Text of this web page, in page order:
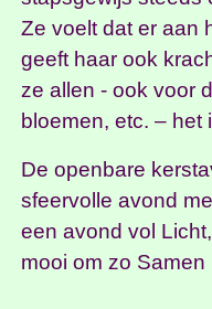
Ze voelt dat er aan
geeft haar ook
ze allen - ook voor
bloemen, etc. – het
De openbare
sfeervolle avond
een avond vol
mooi om zo Samen